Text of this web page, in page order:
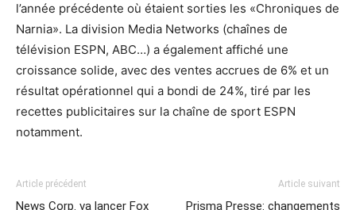
l’année précédente où étaient sorties les «Chroniques de
Narnia». La division Media Networks (chaînes de
télévision ESPN, ABC…) a également affiché une
croissance solide, avec des ventes accrues de 6% et un
résultat opérationnel qui a bondi de 24%, tiré par les
recettes publicitaires sur la chaîne de sport ESPN
notamment.
Article précédent
News Corp. va lancer Fox
Article suivant
Prisma Presse: changements